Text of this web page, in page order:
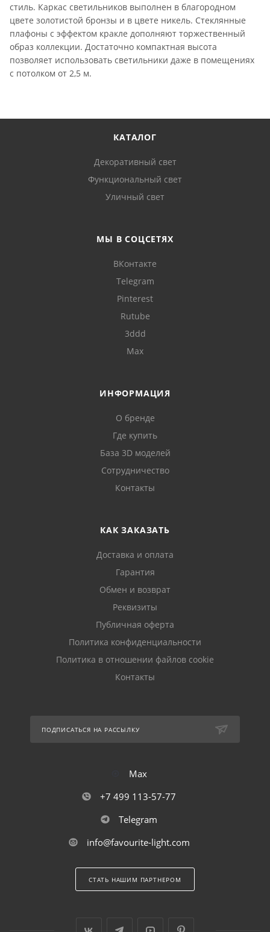
стиль. Каркас светильников выполнен в благородном
цвете золотистой бронзы и в цвете никель. Стеклянные
плафоны с эффектом кракле дополняют торжественный
образ коллекции. Достаточно компактная высота
позволяет использовать светильники даже в помещениях
с потолком от 2,5 м.
КАТАЛОГ
Декоративный свет
Функциональный свет
Уличный свет
МЫ В СОЦСЕТЯХ
ВКонтакте
Telegram
Pinterest
Rutube
3ddd
Max
ИНФОРМАЦИЯ
О бренде
Где купить
База 3D моделей
Сотрудничество
Контакты
КАК ЗАКАЗАТЬ
Доставка и оплата
Гарантия
Обмен и возврат
Реквизиты
Публичная оферта
Политика конфиденциальности
Политика в отношении файлов cookie
Контакты
ПОДПИСАТЬСЯ НА РАССЫЛКУ
Max
+7 499 113-57-77
Telegram
info@favourite-light.com
СТАТЬ НАШИМ ПАРТНЕРОМ